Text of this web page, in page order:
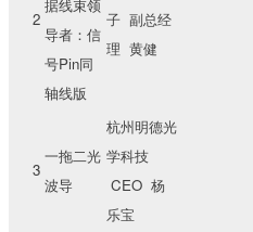
2
据线束领
导者：信
号Pin同
轴线版
子 副总经
理 黄健
3
一拖二光
波导
杭州明德光
学科技
CEO 杨
乐宝